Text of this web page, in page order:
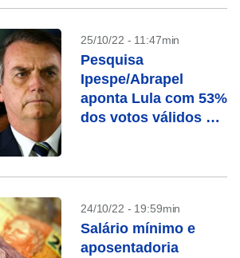
25/10/22 - 11:47min
Pesquisa
Ipespe/Abrapel
aponta Lula com 53%
dos votos válidos e
24/10/22 - 19:59min
Salário mínimo e
aposentadoria